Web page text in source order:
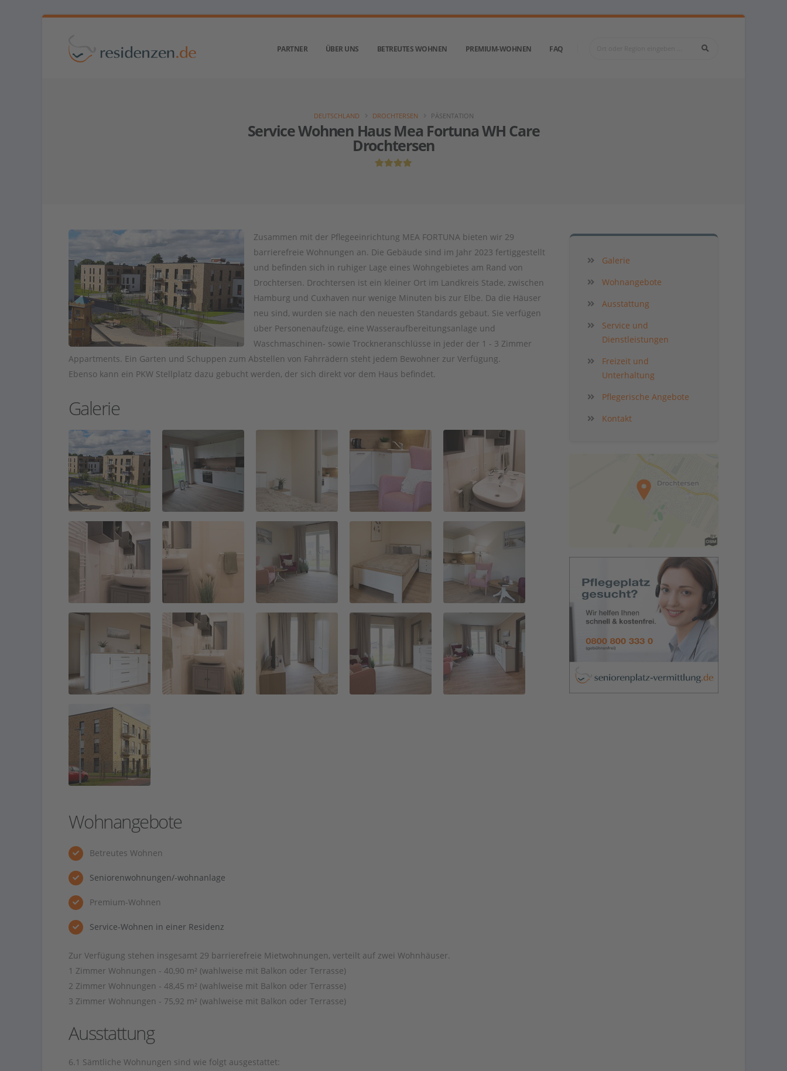
PARTNER ÜBER UNS BETREUTES WOHNEN PREMIUM-WOHNEN FAQ
Service Wohnen Haus Mea Fortuna WH Care
Drochtersen
DEUTSCHLAND DROCHTERSEN PÄSENTATION
Zusammen mit der Pflegeeinrichtung MEA FORTUNA bieten wir 29
barrierefreie Wohnungen an. Die Gebäude sind im Jahr 2023 fertiggestellt
und befinden sich in ruhiger Lage eines Wohngebietes am Rand von
Drochtersen. Drochtersen ist ein kleiner Ort im Landkreis Stade, zwischen
Hamburg und Cuxhaven nur wenige Minuten bis zur Elbe. Da die Häuser
neu sind, wurden sie nach den neuesten Standards gebaut. Sie verfügen
über Personenaufzüge, eine Wasseraufbereitungsanlage und
Waschmaschinen- sowie Trockneranschlüsse in jeder der 1 - 3 Zimmer
Appartments. Ein Garten und Schuppen zum Abstellen von Fahrrädern steht jedem Bewohner zur Verfügung.
Ebenso kann ein PKW Stellplatz dazu gebucht werden, der sich direkt vor dem Haus befindet.
Galerie
Wohnangebote
Betreutes Wohnen
Seniorenwohnungen/-wohnanlage
Premium-Wohnen
Service-Wohnen in einer Residenz
Zur Verfügung stehen insgesamt 29 barrierefreie Mietwohnungen, verteilt auf zwei Wohnhäuser.
1 Zimmer Wohnungen - 40,90 m² (wahlweise mit Balkon oder Terrasse)
2 Zimmer Wohnungen - 48,45 m² (wahlweise mit Balkon oder Terrasse)
3 Zimmer Wohnungen - 75,92 m² (wahlweise mit Balkon oder Terrasse)
Ausstattung
6.1 Sämtliche Wohnungen sind wie folgt ausgestattet:
Galerie
Wohnangebote
Ausstattung
Service und
Dienstleistungen
Freizeit und
Unterhaltung
Pflegerische Angebote
Kontakt